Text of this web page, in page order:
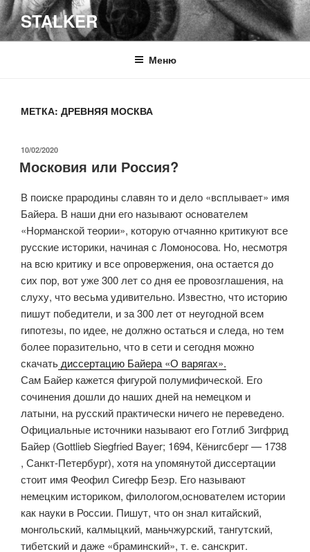
Перейти
к
содержимому
STALKER
Меню
МЕТКА: ДРЕВНЯЯ МОСКВА
ОПУБЛИКОВАНО
10/02/2020
Московия или Россия?
В поиске прародины славян то и дело «всплывает» имя
Байера. В наши дни его называют основателем
«Норманской теории», которую отчаянно критикуют все
русские историки, начиная с Ломоносова. Но, несмотря
на всю критику и все опровержения, она остается до
сих пор, вот уже 300 лет со дня ее провозглашения, на
слуху, что весьма удивительно. Известно, что историю
пишут победители, и за 300 лет от неугодной всем
гипотезы, по идее, не должно остаться и следа, но тем
более поразительно, что в сети и сегодня можно
скачать диссертацию Байера «О варягах».
Сам Байер кажется фигурой полумифической. Его
сочинения дошли до наших дней на немецком и
латыни, на русский практически ничего не переведено.
Официальные источники называют его Готлиб Зигфрид
Байер (Gottlieb Siegfried Bayer; 1694, Кёнигсберг — 1738
, Санкт-Петербург), хотя на упомянутой диссертации
стоит имя Феофил Сигефр Беэр. Его называют
немецким историком, филологом,основателем истории
как науки в России. Пишут, что он знал китайский,
монгольский, калмыцкий, маньчжурский, тангутский,
тибетский и даже «браминский», т. е. санскрит.